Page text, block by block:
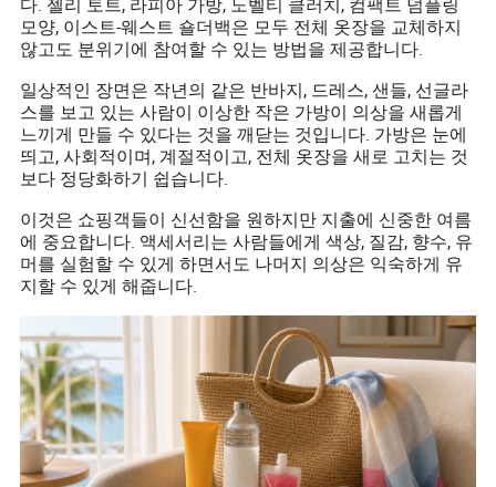
모양, 이스트-웨스트 숄더백은 모두 전체 옷장을 교체하지
않고도 분위기에 참여할 수 있는 방법을 제공합니다.
일상적인 장면은 작년의 같은 반바지, 드레스, 샌들, 선글라
스를 보고 있는 사람이 이상한 작은 가방이 의상을 새롭게
느끼게 만들 수 있다는 것을 깨닫는 것입니다. 가방은 눈에
띄고, 사회적이며, 계절적이고, 전체 옷장을 새로 고치는 것
보다 정당화하기 쉽습니다.
이것은 쇼핑객들이 신선함을 원하지만 지출에 신중한 여름
에 중요합니다. 액세서리는 사람들에게 색상, 질감, 향수, 유
머를 실험할 수 있게 하면서도 나머지 의상은 익숙하게 유
지할 수 있게 해줍니다.